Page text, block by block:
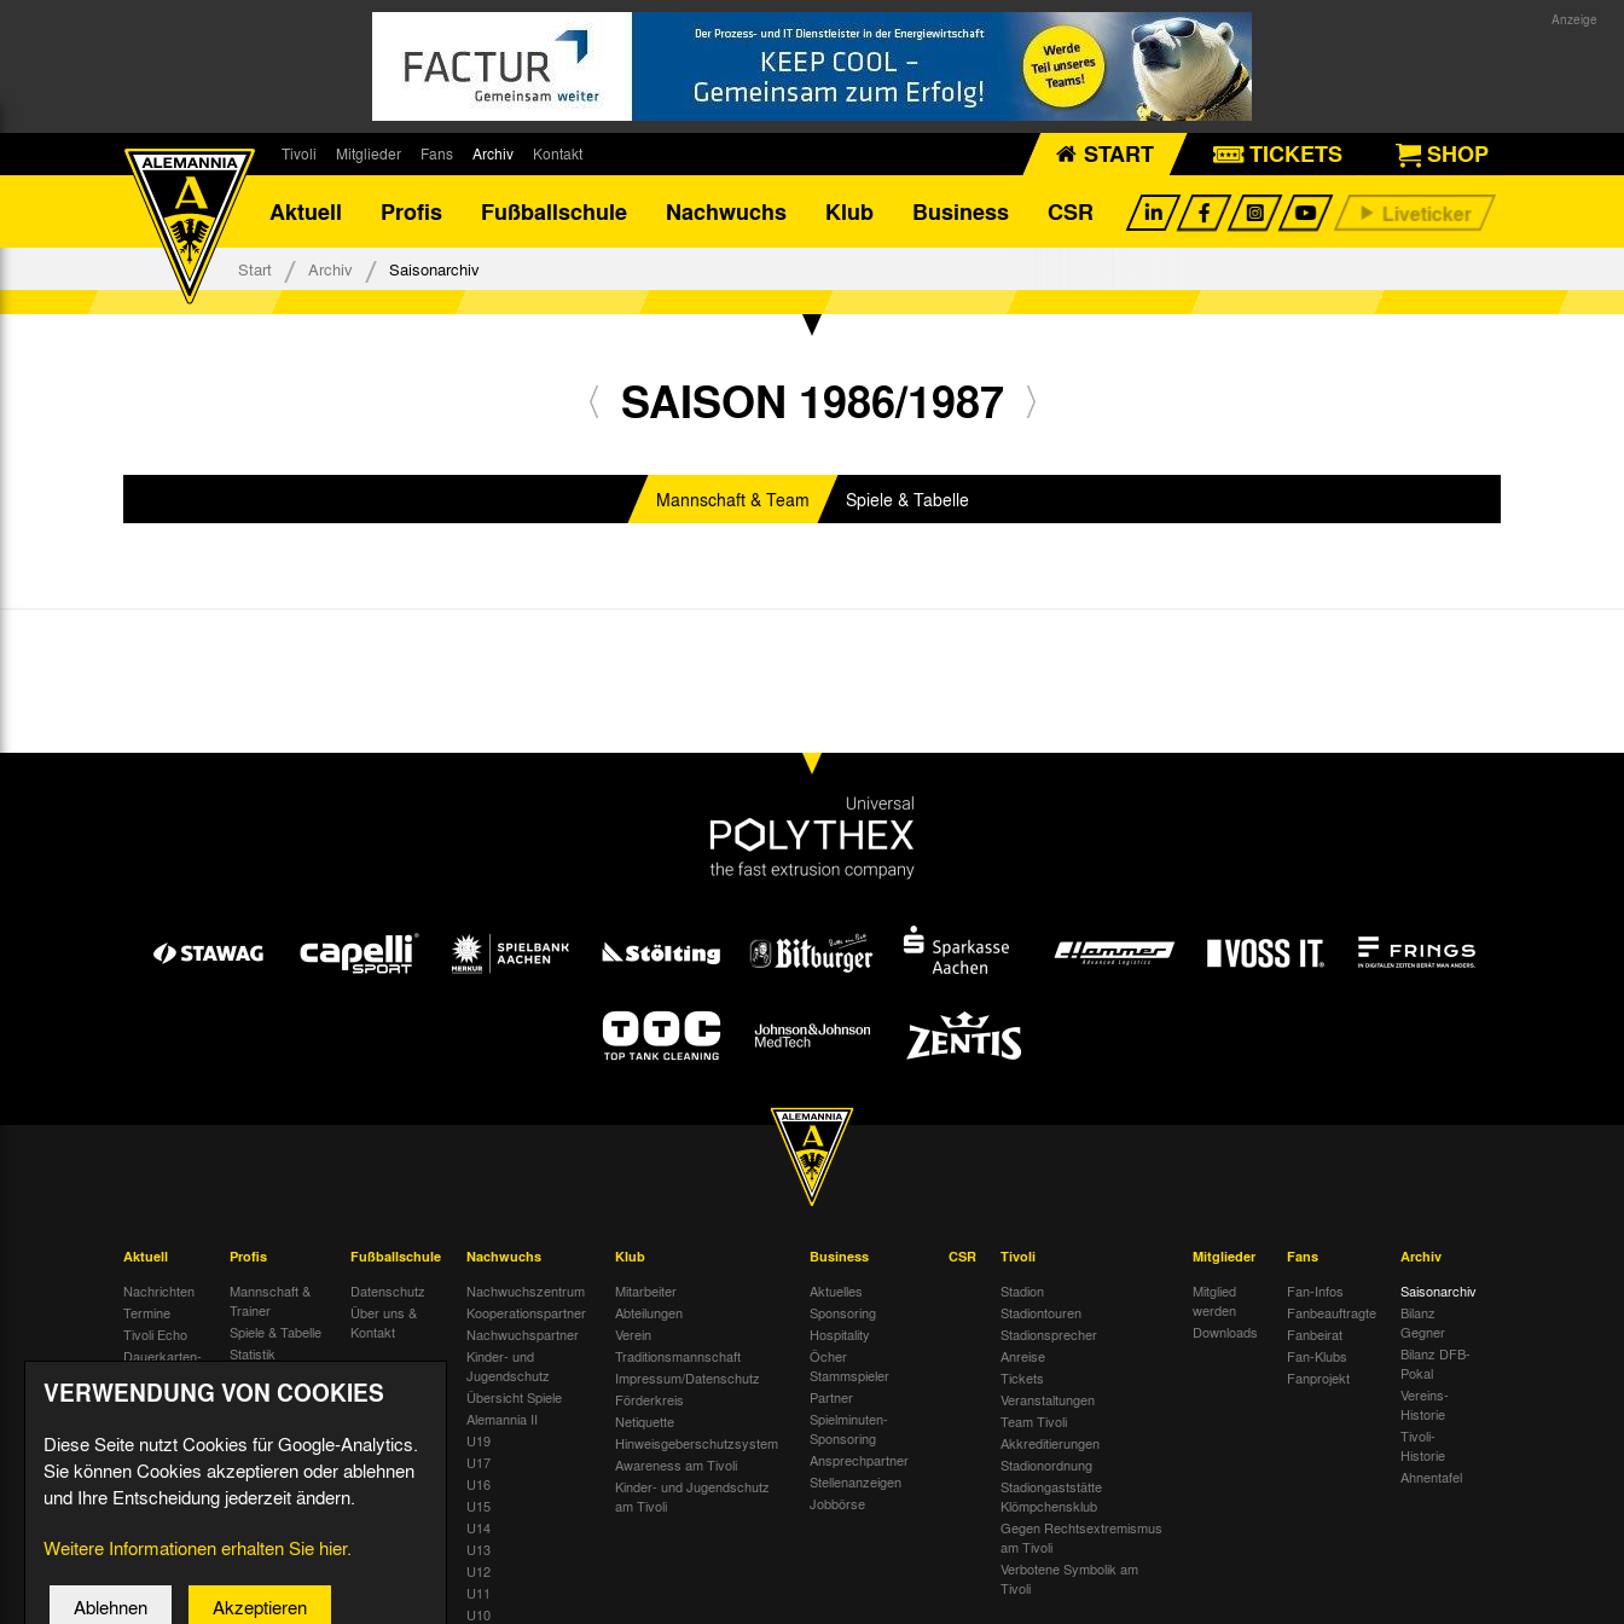
Tivoli
Stadionsprecher
Stadiongaststätte Klömpchensklub
Mitglieder
Kontakt
Fans
Fanbeirat
Fan-Klubs
Archiv
Bilanz DFB-Pokal
Kontakt START TICKETS
SHOP
Aktuell
Profis Fußballschule Nachwuchs Klub Business CSR
Start Archiv Saisonarchiv
SAISON 1986/1987
Mannschaft & Team Spiele & Tabelle
Aktuell
Nachrichten
Termine
Tivoli Echo
Dauerkarten-
Radiostream
Profis
Mannschaft &
Trainer
Spiele & Tabelle
Statistik
Geburtstage
Fußballschule
Datenschutz
Über uns &
Kontakt
Nachwuchs
Nachwuchszentrum
Kooperationspartner
Nachwuchspartner
Kinder- und
Jugendschutz
Übersicht Spiele
Alemannia II
U19
U17
U16
U15
U14
U13
U12
U11
U10
Klub
Mitarbeiter
Abteilungen
Verein
Traditionsmannschaft
Impressum/Datenschutz
Förderkreis
Netiquette
Hinweisgeberschutzsystem
Awareness am Tivoli
Kinder- und Jugendschutz
am Tivoli
Business
Aktuelles
Sponsoring
Hospitality
Öcher
Stammspieler
Partner
Spielminuten-
Sponsoring
Ansprechpartner
Stellenanzeigen
Jobbörse
CSR
Tivoli
Stadion
Stadiontouren
Stadionsprecher
Anreise
Tickets
Veranstaltungen
Team Tivoli
Akkreditierungen
Stadionordnung
Stadiongaststätte
Klömpchensklub
Gegen Rechtsextremismus
am Tivoli
Verbotene Symbolik am
Tivoli
Mitglieder
Mitglied
werden
Downloads
Fans
Fan-Infos
Fanbeauftragte
Fanbeirat
Fan-Klubs
Fanprojekt
Archiv
Saisonarchiv
Bilanz
Gegner
Bilanz DFB-
Pokal
Vereins-
Historie
Tivoli-
Historie
Ahnentafel
VERWENDUNG VON COOKIES
Diese Seite nutzt Cookies für Google-Analytics.
Sie können Cookies akzeptieren oder ablehnen
und Ihre Entscheidung jederzeit ändern.
Weitere Informationen erhalten Sie hier.
Ablehnen Akzeptieren